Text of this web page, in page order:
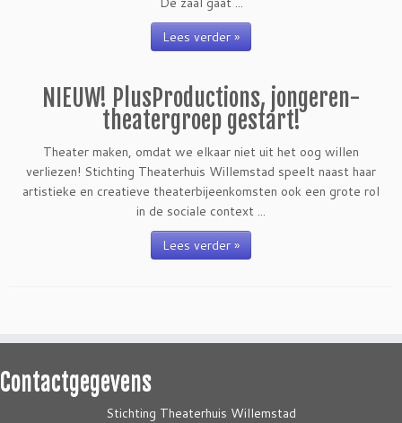
Lees verder »
NIEUW! PlusProductions, jongeren-
theatergroep gestart!
Theater maken, omdat we elkaar niet uit het oog willen
verliezen! Stichting Theaterhuis Willemstad speelt naast haar
artistieke en creatieve theaterbijeenkomsten ook een grote rol
in de sociale context ...
Lees verder »
Contactgegevens
Stichting Theaterhuis Willemstad